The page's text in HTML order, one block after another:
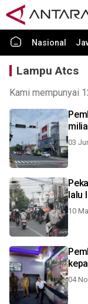
Nasional
Lampu Atcs
Kami mempunyai
03
lalu
10
04